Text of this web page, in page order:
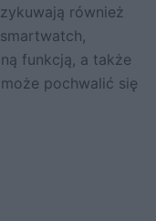
również
funkcją, a także
pochwalić się